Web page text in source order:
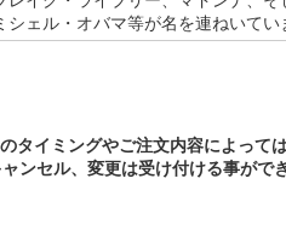
ェル・オバマ等が名を連ねいてい
タイミングやご注文内容によっては
ンセル、変更は受け付ける事がで